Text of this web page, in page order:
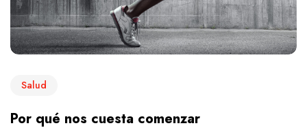
Salud
Por qué nos cuesta comenzar